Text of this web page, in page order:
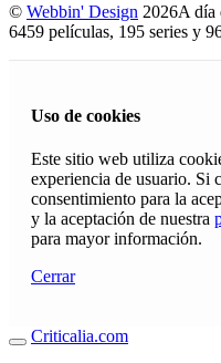
© Webbin' Design 2026A día
6459 películas, 195 series y
Uso de cookies
Este sitio web utiliza
experiencia de usuario. Si
consentimiento para la
y la aceptación de nuestra
para mayor información.
Cerrar
Criticalia.com